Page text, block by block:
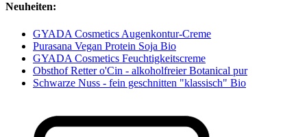
Neuheiten:
GYADA Cosmetics Augenkontur-Creme
Purasana Vegan Protein Soja Bio
GYADA Cosmetics Feuchtigkeitscreme
Obsthof Retter o'Cin - alkoholfreier Botanical pur
Schwarze Nuss - fein geschnitten "klassisch" Bio